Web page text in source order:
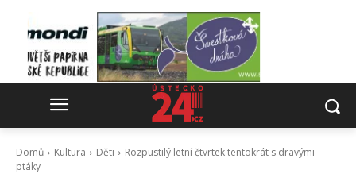
Domů Kultura Děti
Rozpustilý letní čtvrtek tentokrát s dravými
ptáky